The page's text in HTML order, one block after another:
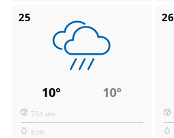
25
10° 10°
754 мм
83%
26